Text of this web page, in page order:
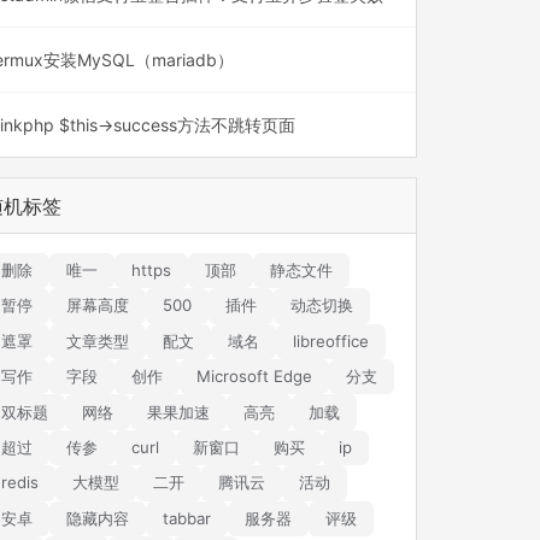
安装MySQL（mariadb）
$this->success方法不跳转页面
标签
删除 唯一 https 顶部
静态文件
暂停
屏幕高度 500 插件
动态切换
遮罩
文章类型 配文 域名
libreoffice
写作
字段 创作 Microsoft Edge
分支
双标题
网络 果果加速 高亮
加载
超过
传参 curl 新窗口 购买
ip
redis
大模型 二开 腾讯云
活动
安卓
隐藏内容 tabbar 服务器 评级